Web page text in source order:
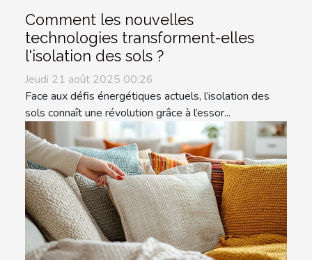
Comment les nouvelles
technologies transforment-elles
l'isolation des sols ?
Jeudi 21 août 2025 00:26
Face aux défis énergétiques actuels, l’isolation des
sols connaît une révolution grâce à l’essor...